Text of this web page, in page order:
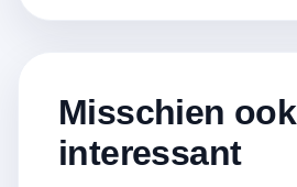
Misschien ook
interessant